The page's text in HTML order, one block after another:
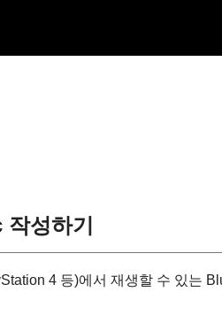
성하기
4 등)에서 재생할 수 있는